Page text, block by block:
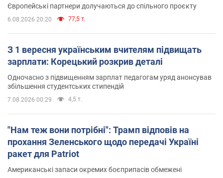
Європейські партнери долучаються до спільного проєкту
6.08.2026 20:20 77,5 т.
З 1 вересня українським вчителям підвищать
зарплати: Корецький розкрив деталі
Одночасно з підвищенням зарплат педагогам уряд анонсував
збільшення студентських стипендій
7.08.2026 00:29 4,5 т.
"Нам теж вони потрібні": Трамп відповів на
прохання Зеленського щодо передачі Україні
ракет для Patriot
Американські запаси окремих боєприпасів обмежені